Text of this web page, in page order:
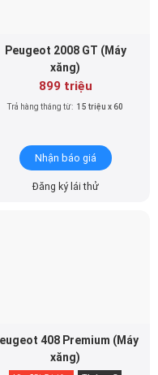
Peugeot 2008 GT (Máy
xăng)
899 triệu
Trả hàng tháng từ: 15 triệu x 60
Nhận báo giá
Đăng ký lái thử
408 Premium (Máy
xăng)